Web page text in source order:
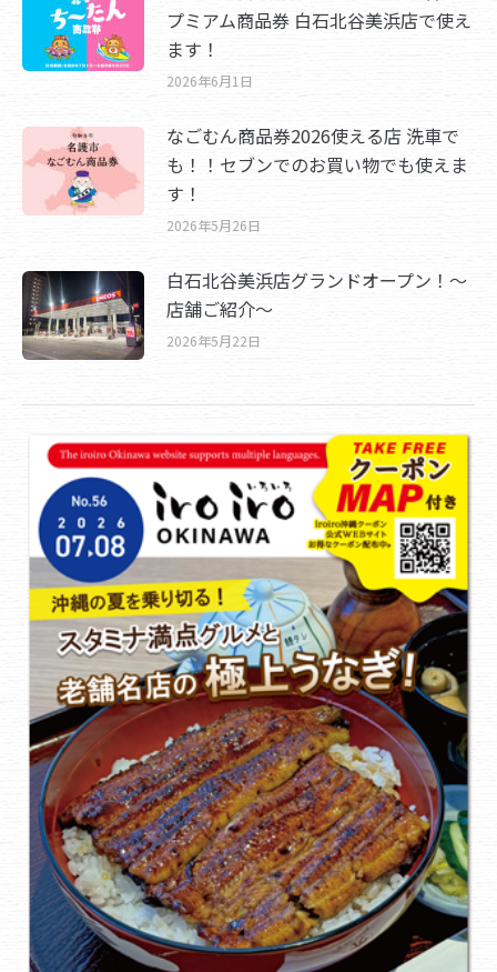
プミアム商品券 白石北谷美浜店で使え
ます！
2026年6月1日
なごむん商品券2026使える店 洗車で
も！！セブンでのお買い物でも使えま
す！
2026年5月26日
白石北谷美浜店グランドオープン！～
店舗ご紹介～
2026年5月22日